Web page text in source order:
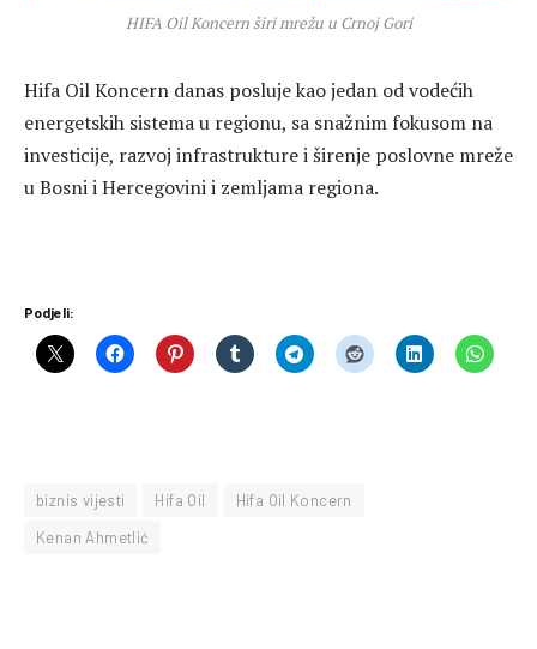
HIFA Oil Koncern širi mrežu u Crnoj Gori
Hifa Oil Koncern danas posluje kao jedan od vodećih
energetskih sistema u regionu, sa snažnim fokusom na
investicije, razvoj infrastrukture i širenje poslovne mreže
u Bosni i Hercegovini i zemljama regiona.
Podjeli:
biznis vijesti Hifa Oil
Hifa Oil Koncern
Kenan Ahmetlić